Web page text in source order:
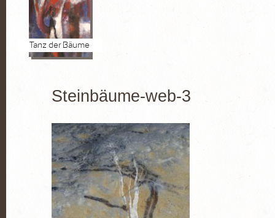
Tanz der Bäume
Steinbäume-web-3